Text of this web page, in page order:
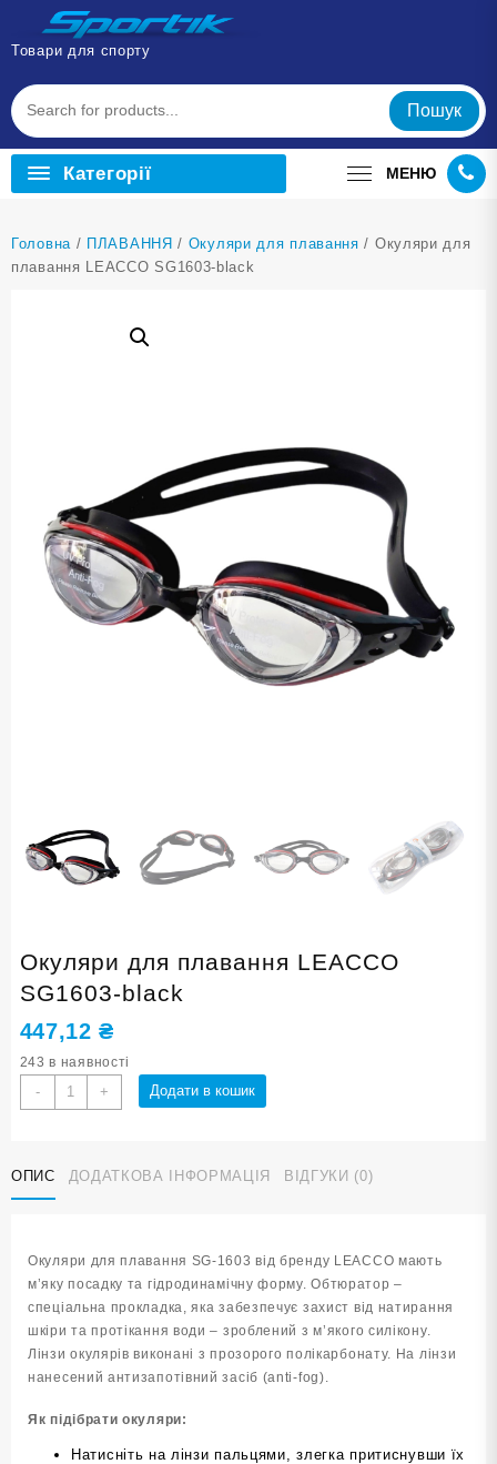
Перейти
вмісту
Товари для спорту
Пошук
Категорії МЕНЮ
Головна / ПЛАВАННЯ / Окуляри для плавання / Окуляри для
плавання LEACCO SG1603-black
Окуляри для плавання LEACCO
SG1603-black
447,12₴
243 в наявності
-
Окуляри
для
SG1603-
black
+ Додати в кошик
ОПИС ДОДАТКОВА ІНФОРМАЦІЯ ВІДГУКИ (0)
Окуляри для плавання SG-1603 від бренду LEACCO мають
м’яку посадку та гідродинамічну форму. Обтюратор –
спеціальна прокладка, яка забезпечує захист від натирання
шкіри та протікання води – зроблений з м’якого силікону.
Лінзи окулярів виконані з прозорого полікарбонату. На лінзи
нанесений антизапотівний засіб (anti-fog).
Як підібрати окуляри:
Натисніть на лінзи пальцями, злегка притиснувши їх